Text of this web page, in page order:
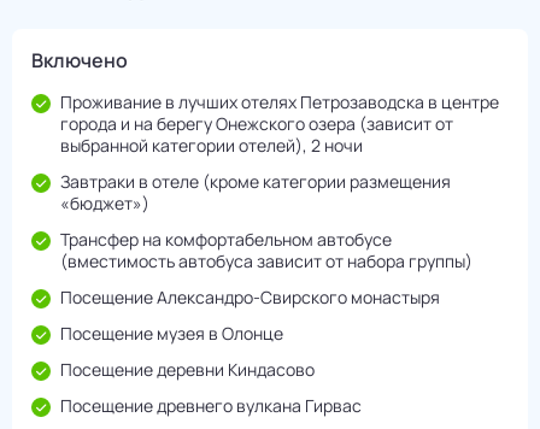
Включено
Проживание в лучших отелях Петрозаводска в центре
города и на берегу Онежского озера (зависит от
выбранной категории отелей), 2 ночи
Завтраки в отеле (кроме категории размещения
«бюджет»)
Трансфер на комфортабельном автобусе
(вместимость автобуса зависит от набора группы)
Посещение Александро-Свирского монастыря
Посещение музея в Олонце
Посещение деревни Киндасово
Посещение древнего вулкана Гирвас